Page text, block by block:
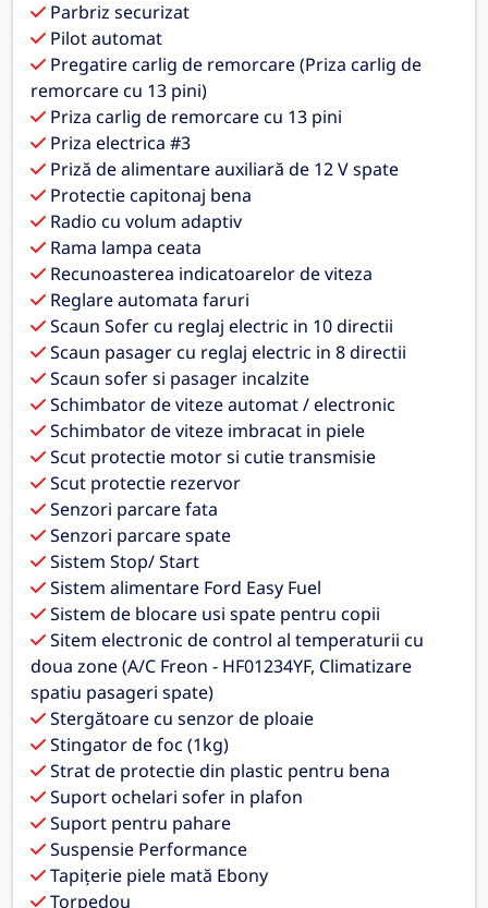
Parbriz securizat
Pilot automat
Pregatire carlig de remorcare (Priza carlig de
remorcare cu 13 pini)
Priza carlig de remorcare cu 13 pini
Priza electrica #3
Priză de alimentare auxiliară de 12 V spate
Protectie capitonaj bena
Radio cu volum adaptiv
Rama lampa ceata
Recunoasterea indicatoarelor de viteza
Reglare automata faruri
Scaun Sofer cu reglaj electric in 10 directii
Scaun pasager cu reglaj electric in 8 directii
Scaun sofer si pasager incalzite
Schimbator de viteze automat / electronic
Schimbator de viteze imbracat in piele
Scut protectie motor si cutie transmisie
Scut protectie rezervor
Senzori parcare fata
Senzori parcare spate
Sistem Stop/ Start
Sistem alimentare Ford Easy Fuel
Sistem de blocare usi spate pentru copii
Sitem electronic de control al temperaturii cu
doua zone (A/C Freon - HF01234YF, Climatizare
spatiu pasageri spate)
Stergătoare cu senzor de ploaie
Stingator de foc (1kg)
Strat de protectie din plastic pentru bena
Suport ochelari sofer in plafon
Suport pentru pahare
Suspensie Performance
Tapițerie piele mată Ebony
Torpedou